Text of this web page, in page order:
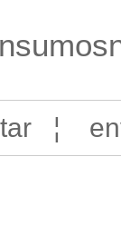
¦